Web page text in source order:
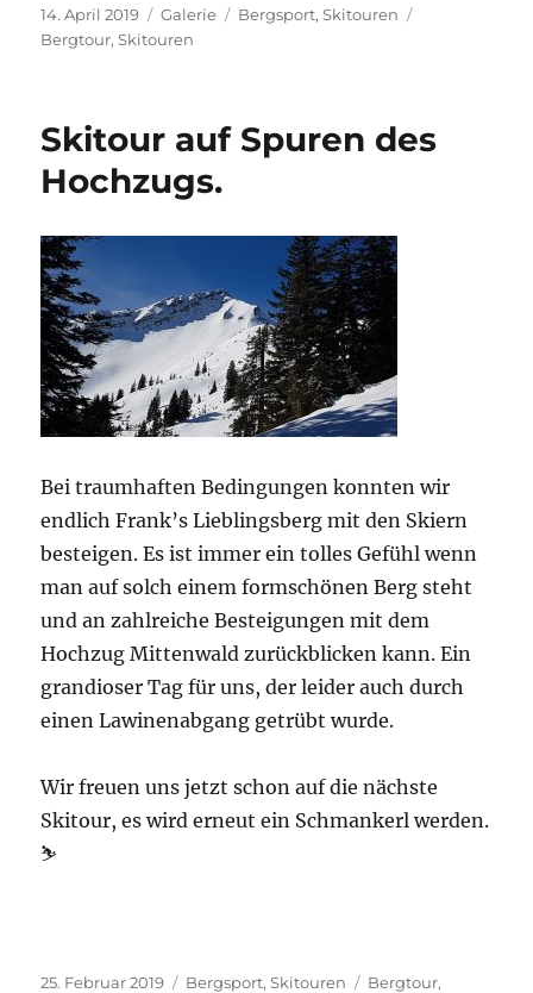
Veröffentlicht
am
14. April 2019 Format
Galerie Kategorien
Bergsport,Skitouren
Bergtour,Skitouren
Skitour auf Spuren des
Hochzugs.
Bei traumhaften Bedingungen konnten wir
endlich Frank’s Lieblingsberg mit den Skiern
besteigen. Es ist immer ein tolles Gefühl wenn
man auf solch einem formschönen Berg steht
und an zahlreiche Besteigungen mit dem
Hochzug Mittenwald zurückblicken kann. Ein
grandioser Tag für uns, der leider auch durch
einen Lawinenabgang getrübt wurde.
Wir freuen uns jetzt schon auf die nächste
Skitour, es wird erneut ein Schmankerl werden.
⛷
Veröffentlicht
25. Februar 2019 Kategorien
Bergsport,Skitouren Schlagwörter
Bergtour,